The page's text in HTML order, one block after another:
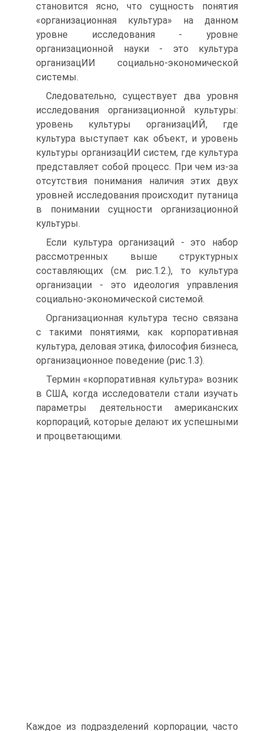
становится ясно, что сущность понятия
«организационная культура» на данном
уровне исследования - уровне
организационной науки - это культура
организацИИ социально-экономической
системы.
Следовательно, существует два уровня
исследования организационной культуры:
уровень культуры организацИЙ, где
культура выступает как объект, и уровень
культуры организацИИ систем, где культура
представляет собой процесс. При чем из-за
отсутствия понимания наличия этих двух
уровней исследования происходит путаница
в понимании сущности организационной
культуры.
Если культура организаций - это набор
рассмотренных выше структурных
составляющих (см. рис.1.2.), то культура
организации - это идеология управления
социально-экономической системой.
Организационная культура тесно связана
с такими понятиями, как корпоративная
культура, деловая этика, философия бизнеса,
организационное поведение (рис.1.3).
Термин «корпоративная культура» возник
в США, когда исследователи стали изучать
параметры деятельности американских
корпораций, которые делают их успешными
и процветающими.
Каждое из подразделений корпорации, часто